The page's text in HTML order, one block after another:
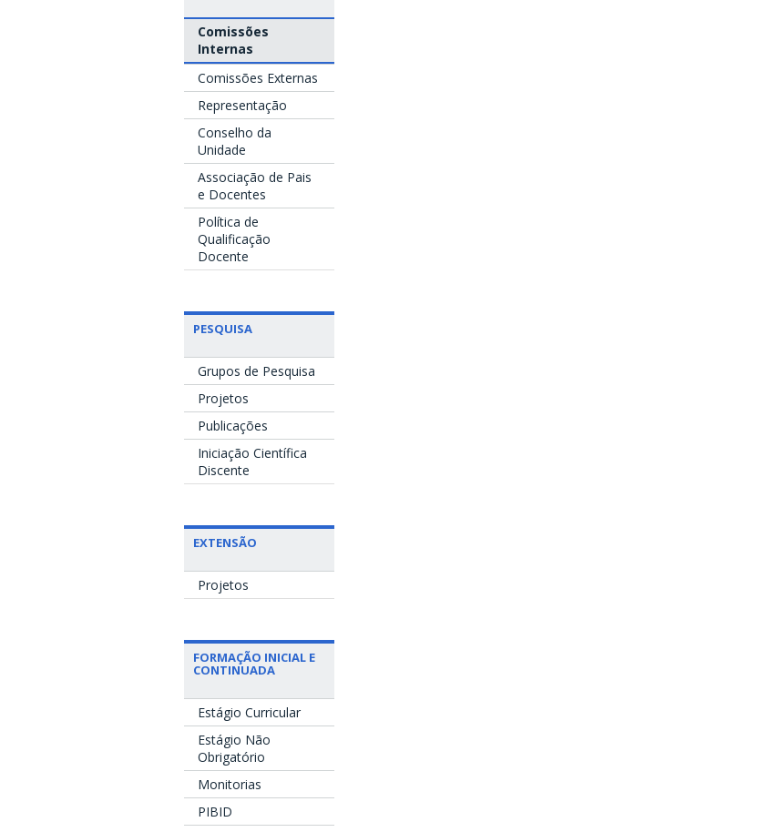
Comissões
Internas
Comissões Externas
Representação
Conselho da
Unidade
Associação de Pais
e Docentes
Política de
Qualificação
Docente
PESQUISA
Grupos de Pesquisa
Projetos
Publicações
Iniciação Científica
Discente
EXTENSÃO
Projetos
FORMAÇÃO INICIAL E
CONTINUADA
Estágio Curricular
Estágio Não
Obrigatório
Monitorias
PIBID